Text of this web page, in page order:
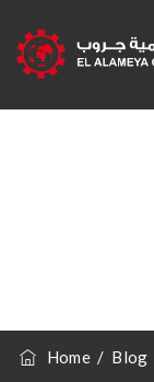
Home/ Blog